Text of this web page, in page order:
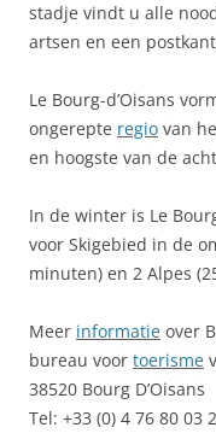
stadje vindt u alle
artsen en een
Le Bourg-d’Oisans
ongerepte regio van
en hoogste van de
In de winter is Le
voor Skigebied in de
minuten) en 2 Alpes
Meer informatie over
bureau voor toerisme
38520 Bourg D’Oisans
Tel: +33 (0) 4 76 80 03